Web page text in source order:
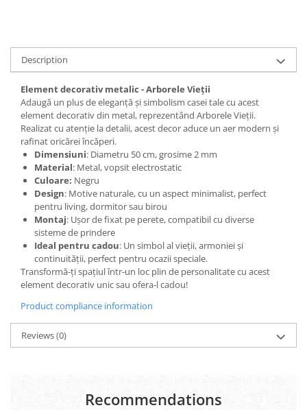
Description
Element decorativ metalic - Arborele Vieții
Adaugă un plus de eleganță și simbolism casei tale cu acest
element decorativ din metal, reprezentând Arborele Vieții.
Realizat cu atenție la detalii, acest decor aduce un aer modern și
rafinat oricărei încăperi.
Dimensiuni: Diametru 50 cm, grosime 2 mm
Material: Metal, vopsit electrostatic
Culoare: Negru
Design: Motive naturale, cu un aspect minimalist, perfect
pentru living, dormitor sau birou
Montaj: Ușor de fixat pe perete, compatibil cu diverse
sisteme de prindere
Ideal pentru cadou: Un simbol al vieții, armoniei și
continuității, perfect pentru ocazii speciale.
Transformă-ți spațiul într-un loc plin de personalitate cu acest
element decorativ unic sau ofera-l cadou!
Product compliance information
Reviews(0)
Recommendations